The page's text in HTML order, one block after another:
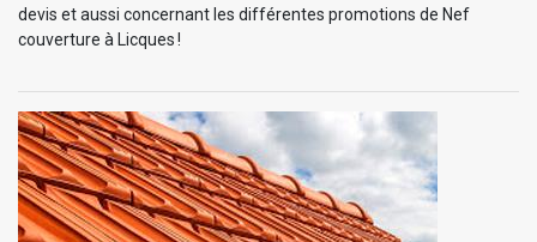
devis et aussi concernant les différentes promotions de Nef
couverture à Licques !